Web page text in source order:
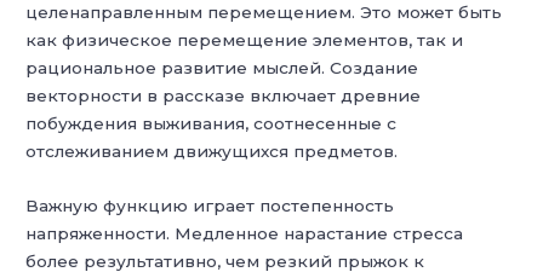
целенаправленным перемещением. Это может быть
как физическое перемещение элементов, так и
рациональное развитие мыслей. Создание
векторности в рассказе включает древние
побуждения выживания, соотнесенные с
отслеживанием движущихся предметов.
Важную функцию играет постепенность
напряженности. Медленное нарастание стресса
более результативно, чем резкий прыжок к